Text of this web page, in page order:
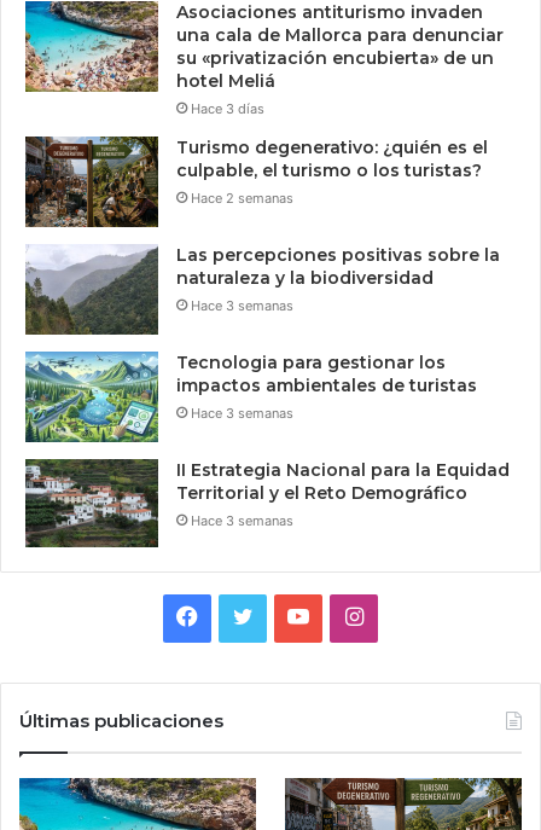
Asociaciones antiturismo invaden
una cala de Mallorca para denunciar
su «privatización encubierta» de un
hotel Meliá
Hace 3 días
Turismo degenerativo: ¿quién es el
culpable, el turismo o los turistas?
Hace 2 semanas
Las percepciones positivas sobre la
naturaleza y la biodiversidad
Hace 3 semanas
Tecnologia para gestionar los
impactos ambientales de turistas
Hace 3 semanas
II Estrategia Nacional para la Equidad
Territorial y el Reto Demográfico
Hace 3 semanas
Facebook
TwitterYouTubeInstagram
Últimas publicaciones